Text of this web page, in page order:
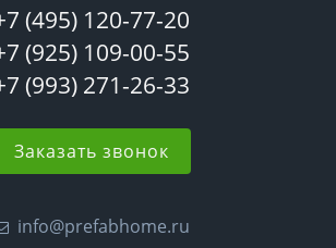
(495) 120-77-20
(925) 109-00-55
(993) 271-26-33
Заказать звонок
info@prefabhome.ru